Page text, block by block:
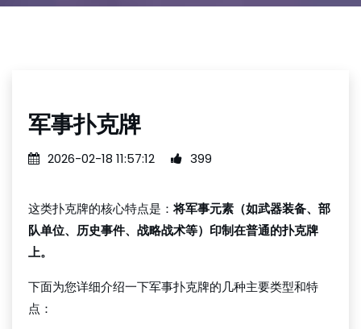
军事扑克牌
2026-02-18 11:57:12 399
这类扑克牌的核心特点是：将军事元素（如武器装备、部
队单位、历史事件、战略战术等）印制在普通的扑克牌
上。
下面为您详细介绍一下军事扑克牌的几种主要类型和特
点：